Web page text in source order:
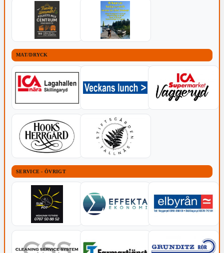
MAT/DRYCK
SERVICE - ÖVRIGT